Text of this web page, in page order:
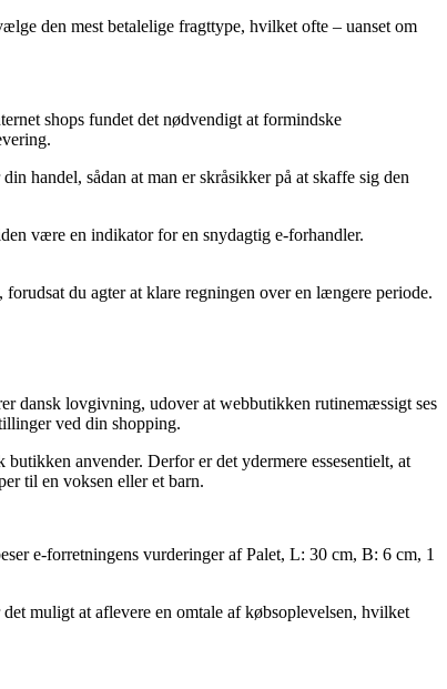
den mest betalelige fragttype, hvilket ofte – uanset om
shops fundet det nødvendigt at formindske
handel, sådan at man er skråsikker på at skaffe sig den
være en indikator for en snydagtig e-forhandler.
du agter at klare regningen over en længere periode.
dansk lovgivning, udover at webbutikken rutinemæssigt ses
ved din shopping.
anvender. Derfor er det ydermere essesentielt, at
til en voksen eller et barn.
e-forretningens vurderinger af Palet, L: 30 cm, B: 6 cm, 1
muligt at aflevere en omtale af købsoplevelsen, hvilket